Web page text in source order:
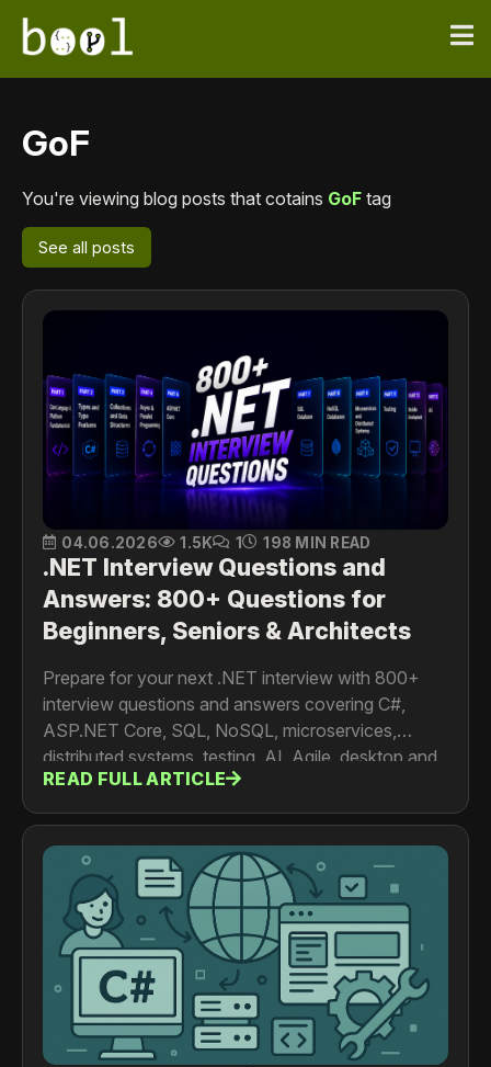
GoF
You're viewing blog posts that cotains GoF tag
See all posts
04.06.2026 1.5K 1 198 MIN READ
.NET Interview Questions and
Answers: 800+ Questions for
Beginners, Seniors & Architects
Prepare for your next .NET interview with 800+
interview questions and answers covering C#,
ASP.NET Core, SQL, NoSQL, microservices,
distributed systems, testing, AI, Agile, desktop and
mobile development. For developers, senior
engineers, architects and tech leads.
READ FULL ARTICLE